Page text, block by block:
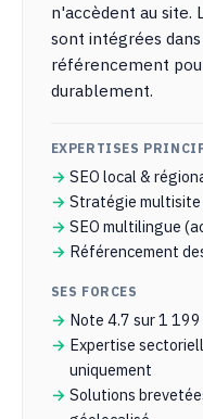
n'accèdent au site.
sont intégrées
référencement
durablement.
EXPERTISES
SEO local &
Stratégie multisite
SEO multilingue
Référencement
SES FORCES
Note 4.7 sur 1
Expertise
uniquement
Solutions